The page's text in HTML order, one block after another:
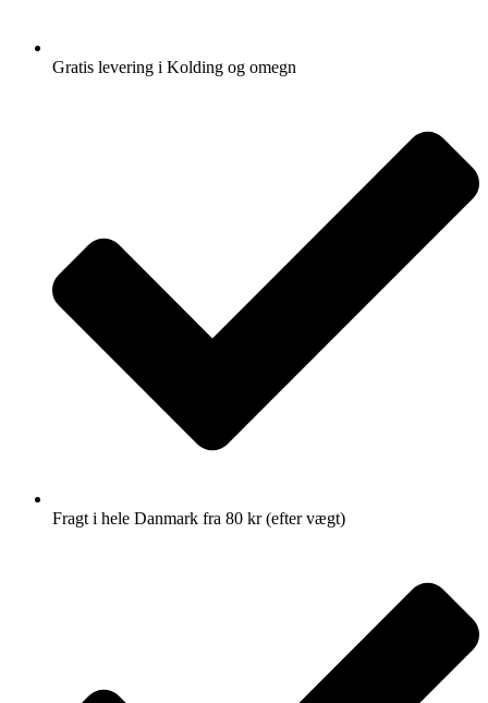
Gratis levering i Kolding og omegn
Fragt i hele Danmark fra 80 kr (efter vægt)